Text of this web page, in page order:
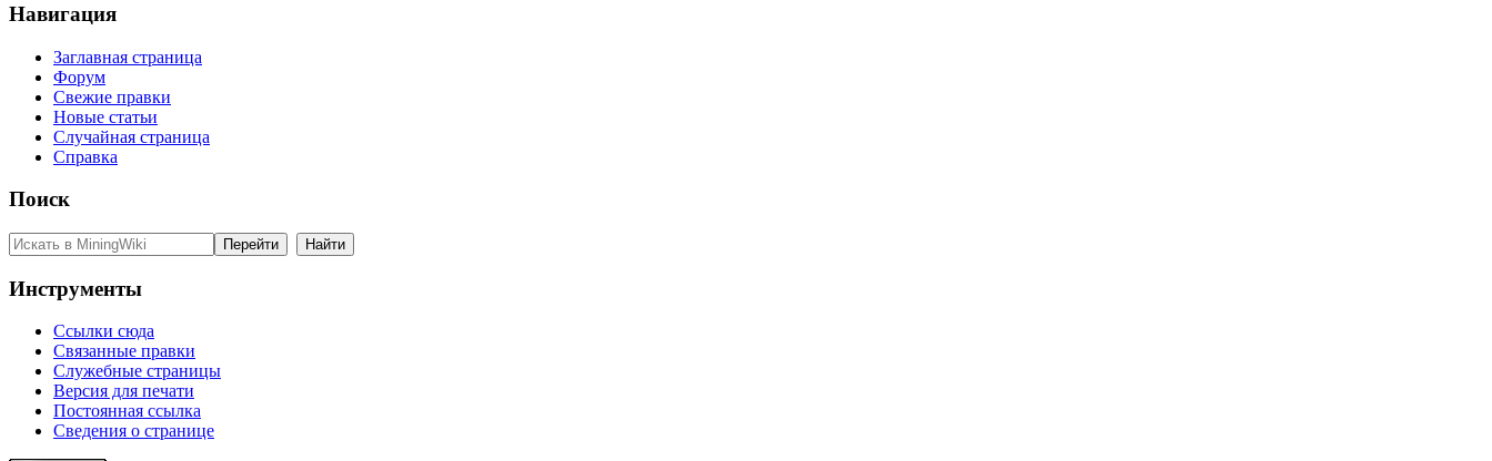
Навигация
Заглавная страница
Форум
Свежие правки
Новые статьи
Случайная страница
Справка
Поиск
Инструменты
Ссылки сюда
Связанные правки
Служебные страницы
Версия для печати
Постоянная ссылка
Сведения о странице